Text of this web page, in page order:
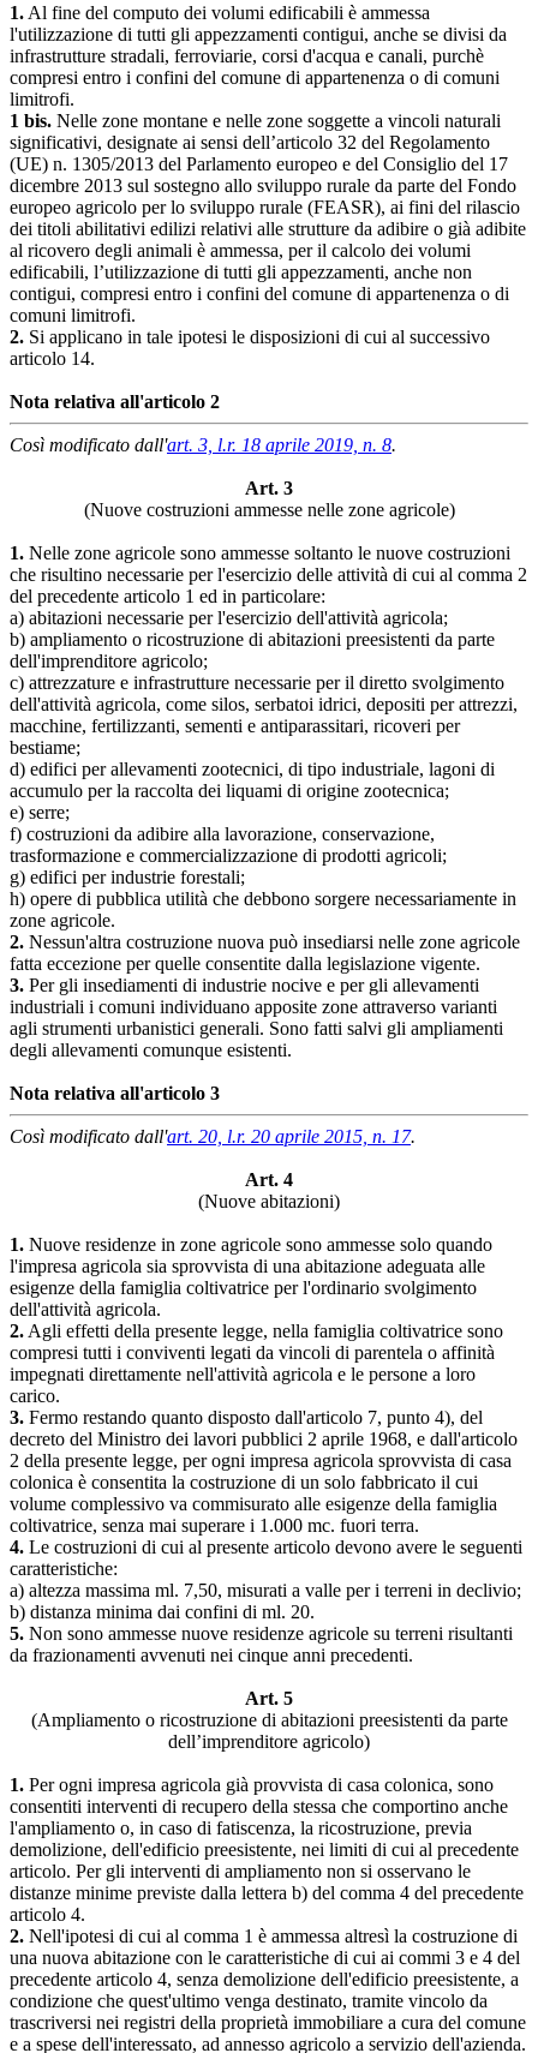
1. Al fine del computo dei volumi edificabili è ammessa
l'utilizzazione di tutti gli appezzamenti contigui, anche se divisi da
infrastrutture stradali, ferroviarie, corsi d'acqua e canali, purchè
compresi entro i confini del comune di appartenenza o di comuni
limitrofi.
1 bis. Nelle zone montane e nelle zone soggette a vincoli naturali
significativi, designate ai sensi dell’articolo 32 del Regolamento
(UE) n. 1305/2013 del Parlamento europeo e del Consiglio del 17
dicembre 2013 sul sostegno allo sviluppo rurale da parte del Fondo
europeo agricolo per lo sviluppo rurale (FEASR), ai fini del rilascio
dei titoli abilitativi edilizi relativi alle strutture da adibire o già adibite
al ricovero degli animali è ammessa, per il calcolo dei volumi
edificabili, l’utilizzazione di tutti gli appezzamenti, anche non
contigui, compresi entro i confini del comune di appartenenza o di
comuni limitrofi.
2. Si applicano in tale ipotesi le disposizioni di cui al successivo
articolo 14.
Nota relativa all'articolo 2
Così modificato dall'art. 3, l.r. 18 aprile 2019, n. 8.
Art. 3
(Nuove costruzioni ammesse nelle zone agricole)
1. Nelle zone agricole sono ammesse soltanto le nuove costruzioni
che risultino necessarie per l'esercizio delle attività di cui al comma 2
del precedente articolo 1 ed in particolare:
a) abitazioni necessarie per l'esercizio dell'attività agricola;
b) ampliamento o ricostruzione di abitazioni preesistenti da parte
dell'imprenditore agricolo;
c) attrezzature e infrastrutture necessarie per il diretto svolgimento
dell'attività agricola, come silos, serbatoi idrici, depositi per attrezzi,
macchine, fertilizzanti, sementi e antiparassitari, ricoveri per
bestiame;
d) edifici per allevamenti zootecnici, di tipo industriale, lagoni di
accumulo per la raccolta dei liquami di origine zootecnica;
e) serre;
f) costruzioni da adibire alla lavorazione, conservazione,
trasformazione e commercializzazione di prodotti agricoli;
g) edifici per industrie forestali;
h) opere di pubblica utilità che debbono sorgere necessariamente in
zone agricole.
2. Nessun'altra costruzione nuova può insediarsi nelle zone agricole
fatta eccezione per quelle consentite dalla legislazione vigente.
3. Per gli insediamenti di industrie nocive e per gli allevamenti
industriali i comuni individuano apposite zone attraverso varianti
agli strumenti urbanistici generali. Sono fatti salvi gli ampliamenti
degli allevamenti comunque esistenti.
Nota relativa all'articolo 3
Così modificato dall'art. 20, l.r. 20 aprile 2015, n. 17.
Art. 4
(Nuove abitazioni)
1. Nuove residenze in zone agricole sono ammesse solo quando
l'impresa agricola sia sprovvista di una abitazione adeguata alle
esigenze della famiglia coltivatrice per l'ordinario svolgimento
dell'attività agricola.
2. Agli effetti della presente legge, nella famiglia coltivatrice sono
compresi tutti i conviventi legati da vincoli di parentela o affinità
impegnati direttamente nell'attività agricola e le persone a loro
carico.
3. Fermo restando quanto disposto dall'articolo 7, punto 4), del
decreto del Ministro dei lavori pubblici 2 aprile 1968, e dall'articolo
2 della presente legge, per ogni impresa agricola sprovvista di casa
colonica è consentita la costruzione di un solo fabbricato il cui
volume complessivo va commisurato alle esigenze della famiglia
coltivatrice, senza mai superare i 1.000 mc. fuori terra.
4. Le costruzioni di cui al presente articolo devono avere le seguenti
caratteristiche:
a) altezza massima ml. 7,50, misurati a valle per i terreni in declivio;
b) distanza minima dai confini di ml. 20.
5. Non sono ammesse nuove residenze agricole su terreni risultanti
da frazionamenti avvenuti nei cinque anni precedenti.
Art. 5
(Ampliamento o ricostruzione di abitazioni preesistenti da parte
dell’imprenditore agricolo)
1. Per ogni impresa agricola già provvista di casa colonica, sono
consentiti interventi di recupero della stessa che comportino anche
l'ampliamento o, in caso di fatiscenza, la ricostruzione, previa
demolizione, dell'edificio preesistente, nei limiti di cui al precedente
articolo. Per gli interventi di ampliamento non si osservano le
distanze minime previste dalla lettera b) del comma 4 del precedente
articolo 4.
2. Nell'ipotesi di cui al comma 1 è ammessa altresì la costruzione di
una nuova abitazione con le caratteristiche di cui ai commi 3 e 4 del
precedente articolo 4, senza demolizione dell'edificio preesistente, a
condizione che quest'ultimo venga destinato, tramite vincolo da
trascriversi nei registri della proprietà immobiliare a cura del comune
e a spese dell'interessato, ad annesso agricolo a servizio dell'azienda.